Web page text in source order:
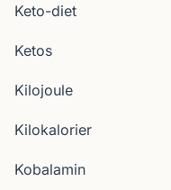
Keto-diet
Ketos
Kilojoule
Kilokalorier
Kobalamin